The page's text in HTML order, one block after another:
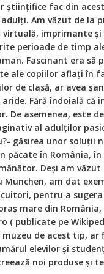
științifice fac din
Am văzut de la
imprimante
perioade de timp
Fascinant era să
ale copiilor aflați în
de clasă, ar avea
Fără îndoială că
De asemenea, este
al adulților
găsirea unor soluții
păcate în România,
Deși am
Munchen, am dat
pentru a
mare din
( publicate pe
de acest tip,
elevilor și
noi produse și